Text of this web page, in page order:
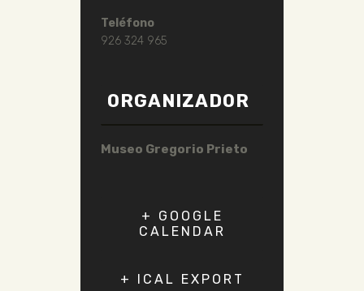
Teléfono
926 324 965
ORGANIZADOR
Museo Gregorio Prieto
+ GOOGLE
CALENDAR
+ ICAL EXPORT